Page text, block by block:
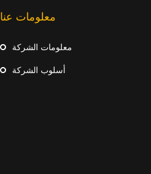
معلومات عنا
معلومات الشركة
أسلوب الشركة